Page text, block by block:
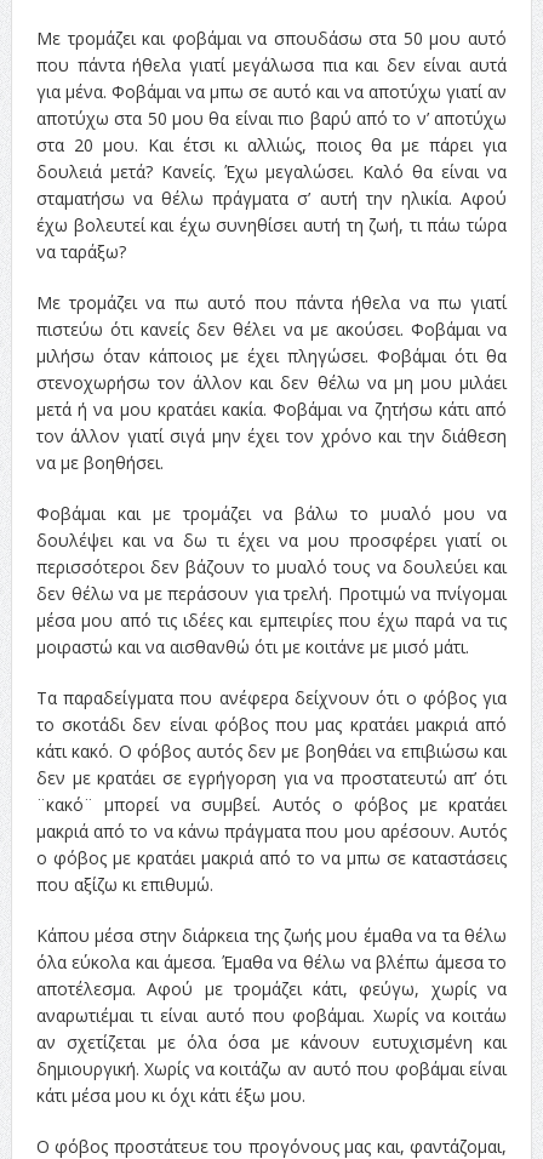
Με τρομάζει και φοβάμαι να σπουδάσω στα 50 μου αυτό
που πάντα ήθελα γιατί μεγάλωσα πια και δεν είναι αυτά
για μένα. Φοβάμαι να μπω σε αυτό και να αποτύχω γιατί αν
αποτύχω στα 50 μου θα είναι πιο βαρύ από το ν’ αποτύχω
στα 20 μου. Και έτσι κι αλλιώς, ποιος θα με πάρει για
δουλειά μετά? Κανείς. Έχω μεγαλώσει. Καλό θα είναι να
σταματήσω να θέλω πράγματα σ’ αυτή την ηλικία. Αφού
έχω βολευτεί και έχω συνηθίσει αυτή τη ζωή, τι πάω τώρα
να ταράξω?
Με τρομάζει να πω αυτό που πάντα ήθελα να πω γιατί
πιστεύω ότι κανείς δεν θέλει να με ακούσει. Φοβάμαι να
μιλήσω όταν κάποιος με έχει πληγώσει. Φοβάμαι ότι θα
στενοχωρήσω τον άλλον και δεν θέλω να μη μου μιλάει
μετά ή να μου κρατάει κακία. Φοβάμαι να ζητήσω κάτι από
τον άλλον γιατί σιγά μην έχει τον χρόνο και την διάθεση
να με βοηθήσει.
Φοβάμαι και με τρομάζει να βάλω το μυαλό μου να
δουλέψει και να δω τι έχει να μου προσφέρει γιατί οι
περισσότεροι δεν βάζουν το μυαλό τους να δουλεύει και
δεν θέλω να με περάσουν για τρελή. Προτιμώ να πνίγομαι
μέσα μου από τις ιδέες και εμπειρίες που έχω παρά να τις
μοιραστώ και να αισθανθώ ότι με κοιτάνε με μισό μάτι.
Τα παραδείγματα που ανέφερα δείχνουν ότι ο φόβος για
το σκοτάδι δεν είναι φόβος που μας κρατάει μακριά από
κάτι κακό. Ο φόβος αυτός δεν με βοηθάει να επιβιώσω και
δεν με κρατάει σε εγρήγορση για να προστατευτώ απ’ ότι
¨κακό¨ μπορεί να συμβεί. Αυτός ο φόβος με κρατάει
μακριά από το να κάνω πράγματα που μου αρέσουν. Αυτός
ο φόβος με κρατάει μακριά από το να μπω σε καταστάσεις
που αξίζω κι επιθυμώ.
Κάπου μέσα στην διάρκεια της ζωής μου έμαθα να τα θέλω
όλα εύκολα και άμεσα. Έμαθα να θέλω να βλέπω άμεσα το
αποτέλεσμα. Αφού με τρομάζει κάτι, φεύγω, χωρίς να
αναρωτιέμαι τι είναι αυτό που φοβάμαι. Χωρίς να κοιτάω
αν σχετίζεται με όλα όσα με κάνουν ευτυχισμένη και
δημιουργική. Χωρίς να κοιτάζω αν αυτό που φοβάμαι είναι
κάτι μέσα μου κι όχι κάτι έξω μου.
Ο φόβος προστάτευε του προγόνους μας και, φαντάζομαι,